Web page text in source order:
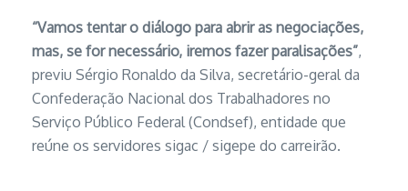
“Vamos tentar o diálogo para abrir as negociações,
mas, se for necessário, iremos fazer paralisações”,
previu Sérgio Ronaldo da Silva, secretário-geral da
Confederação Nacional dos Trabalhadores no
Serviço Público Federal (Condsef), entidade que
reúne os servidores sigac / sigepe do carreirão.